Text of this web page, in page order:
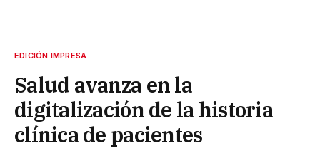
EDICIÓN IMPRESA
Salud avanza en la
digitalización de la historia
clínica de pacientes